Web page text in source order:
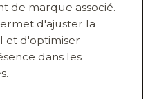
de marque associé.
d'ajuster la
et d'optimiser
dans les